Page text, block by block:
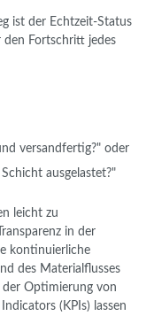
ist der Echtzeit-Status
Fortschritt jedes
versandfertig?" oder
ausgelastet?"
leicht zu
in der
kontinuierliche
des Materialflusses
der Optimierung von
(KPIs) lassen